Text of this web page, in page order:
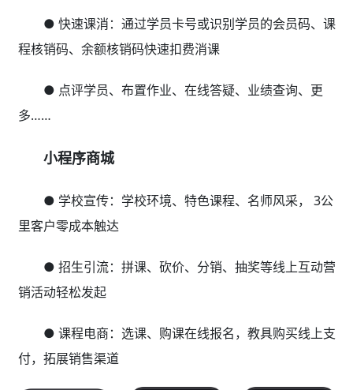
● 快速课消：通过学员卡号或识别学员的会员码、课
程核销码、余额核销码快速扣费消课
● 点评学员、布置作业、在线答疑、业绩查询、更
多……
小程序商城
● 学校宣传：学校环境、特色课程、名师风采， 3公
里客户零成本触达
● 招生引流：拼课、砍价、分销、抽奖等线上互动营
销活动轻松发起
● 课程电商：选课、购课在线报名，教具购买线上支
付，拓展销售渠道